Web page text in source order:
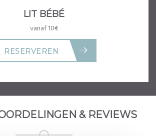
LIT BÉBÉ
vanaf 10€
RESERVEREN
& REVIEWS